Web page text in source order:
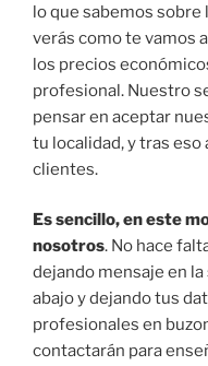
lo que sabemos sobre
verás como te vamos
los precios
profesional. Nuestro
pensar en aceptar
tu localidad, y tras eso
clientes.
Es sencillo, en este
nosotros. No hace
dejando mensaje en
abajo y dejando tus
profesionales en
contactarán para